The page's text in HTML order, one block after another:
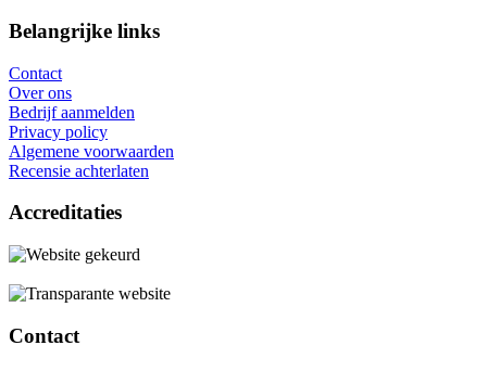
Belangrijke links
Contact
Over ons
Bedrijf aanmelden
Privacy policy
Algemene voorwaarden
Recensie achterlaten
Accreditaties
Contact